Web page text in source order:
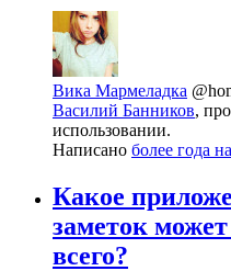
Вика Мармеладка
Василий Банников,
использовании.
Написано более года
Какое
заметок
всего?